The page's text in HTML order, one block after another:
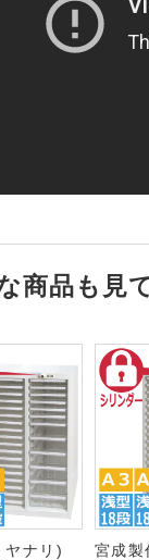
商品も見
ヤナリ)
宮成